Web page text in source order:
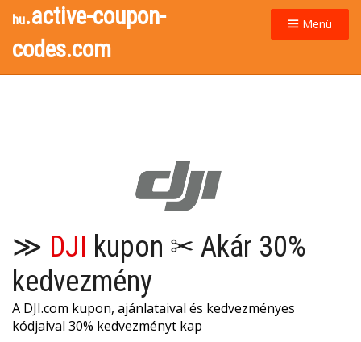
hu.active-coupon-
codes.com
Menü
≫ DJI kupon ✂ Akár 30%
kedvezmény
A DJI.com kupon, ajánlataival és kedvezményes
kódjaival 30% kedvezményt kap